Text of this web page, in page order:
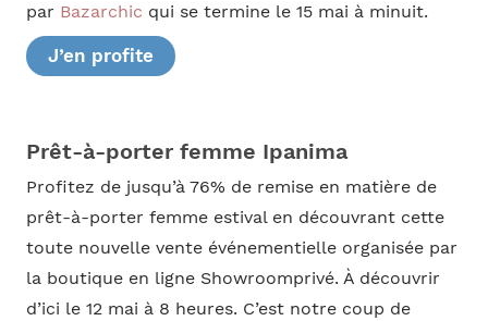
par Bazarchic qui se termine le 15 mai à minuit.
J’en profite
Prêt-à-porter femme Ipanima
Profitez de jusqu’à 76% de remise en matière de
prêt-à-porter femme estival en découvrant cette
toute nouvelle vente événementielle organisée par
la boutique en ligne Showroomprivé. À découvrir
d’ici le 12 mai à 8 heures. C’est notre coup de